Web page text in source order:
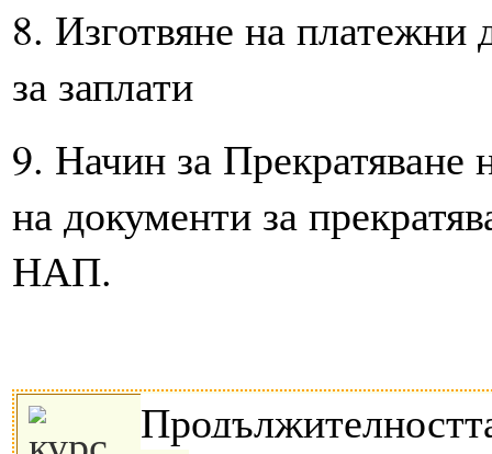
8. Изготвяне на
за заплати
9. Начин за Прекратяване
на документи за
НАП.